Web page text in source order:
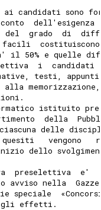
candidati sono
conto
del  grado  di
facili
il 50% e quelle
i  candidati
testi,
istituito
della
delle
vengono
dello
preselettiva  e'
avviso nella
speciale
gli effetti.